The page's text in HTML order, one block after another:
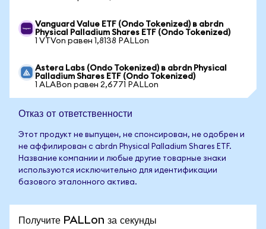
Vanguard Value ETF (Ondo Tokenized) в abrdn
Physical Palladium Shares ETF (Ondo Tokenized)
1 VTVon равен 1,8138 PALLon
Astera Labs (Ondo Tokenized) в abrdn Physical
Palladium Shares ETF (Ondo Tokenized)
1 ALABon равен 2,6771 PALLon
Отказ от ответственности
Этот продукт не выпущен, не спонсирован, не одобрен и
не аффилирован с abrdn Physical Palladium Shares ETF.
Название компании и любые другие товарные знаки
используются исключительно для идентификации
базового эталонного актива.
Получите PALLon за секунды